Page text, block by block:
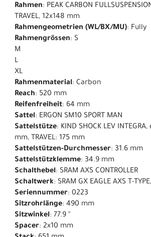
Rahmen: PEAK CARBON
TRAVEL, 12x148 mm
Rahmengeometrien (WL/BX/MU): Fully
Rahmengrössen: S
M
L
XL
Rahmenmaterial: Carbon
Reach: 520 mm
Reifenfreiheit: 64 mm
Sattel: ERGON SM10 SPORT MAN
Sattelstütze: KIND SHOCK LEV
mm, TRAVEL: 175 mm
Sattelstützen-Durchmesser: 31.6 mm
Sattelstützklemme: 34.9 mm
Schalthebel: SRAM AXS CONTROLLER
Schaltwerk: SRAM GX EAGLE AXS T-
Seriennummer: 0223
Sitzrohrlänge: 490 mm
Sitzwinkel: 77.9 °
Spacer: 2x10 mm